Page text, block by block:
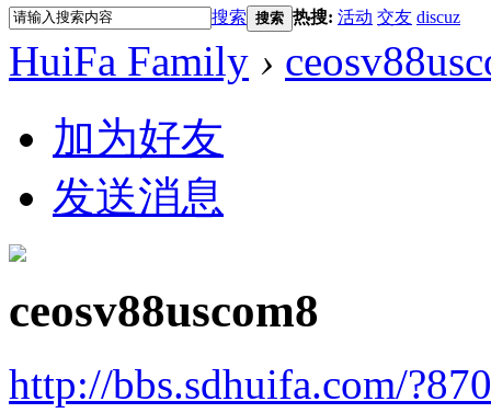
搜索 搜索 热搜: 活动 交友 discuz
HuiFa Family ›
加为好友
发送消息
ceosv88uscom8
http://bbs.sdhuifa.com/